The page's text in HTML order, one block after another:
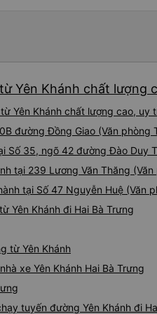
Yên Khánh chất lượng
Yên Khánh chất lượng cao, uy
đường Đồng Giao (Văn phòng
Số 35, ngõ 42 đường Đào Duy
tại 239 Lương Văn Thăng
tại Số 47 Nguyễn Huệ (Văn
Yên Khánh đi Hai Bà Trưng
từ Yên Khánh
xe Yên Khánh Hai Bà Trưng
tuyến đường Yên Khánh đi